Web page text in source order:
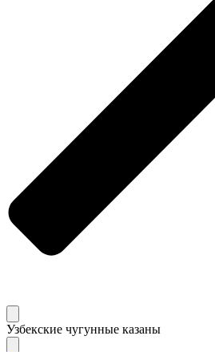
Узбекские чугунные казаны